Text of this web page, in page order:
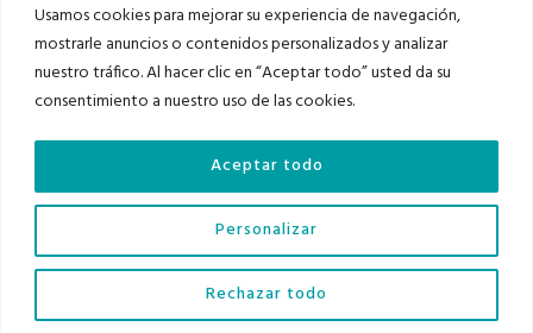
Usamos cookies para mejorar su experiencia de navegación,
mostrarle anuncios o contenidos personalizados y analizar
nuestro tráfico. Al hacer clic en “Aceptar todo” usted da su
consentimiento a nuestro uso de las cookies.
Personalizar
Rechazar todo
Aceptar todo
Asociados a
Auditados por
Diario del Bajo Cinca © 2023 . Todos los derechos reservados |Aviso Legal
Política de Privacidad |Política de Cookies